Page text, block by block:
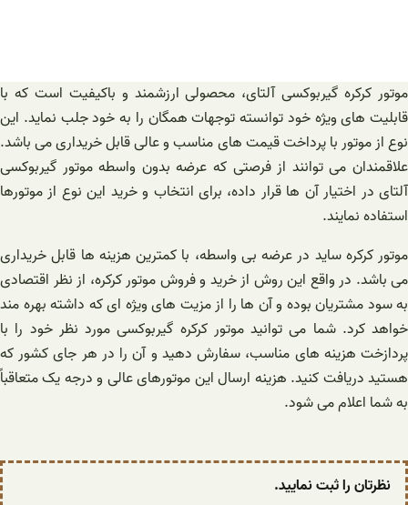
موتور کرکره گیربوکسی آلتای، محصولی ارزشمند و باکیفیت است که با
قابلیت های ویژه خود توانسته توجهات همگان را به خود جلب نماید. این
نوع از موتور با پرداخت قیمت های مناسب و عالی قابل خریداری می باشد.
علاقمندان می توانند از فرصتی که عرضه بدون واسطه موتور گیربوکسی
آلتای در اختیار آن ها قرار داده، برای انتخاب و خرید این نوع از موتورها
استفاده نمایند.
موتور کرکره ساید در عرضه بی واسطه، با کمترین هزینه ها قابل خریداری
می باشد. در واقع این روش از خرید و فروش موتور کرکره، از نظر اقتصادی
به سود مشتریان بوده و آن ها را از مزیت های ویژه ای که داشته بهره مند
خواهد کرد. شما می توانید موتور کرکره گیربوکسی مورد نظر خود را با
پردازخت هزینه های مناسب، سفارش دهید و آن را در هر جای کشور که
هستید دریافت کنید. هزینه ارسال این موتورهای عالی و درجه یک متعاقباً
به شما اعلام می شود.
نظرتان را ثبت نمایید.